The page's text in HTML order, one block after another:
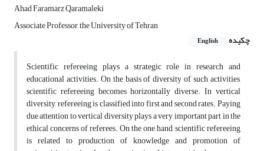
Ahad Faramarz Qaramaleki
Associate Professor, the University of Tehran
چکیده
English
Scientific refereeing plays a strategic role in research and
educational activities. On the basis of diversity of such activities,
scientific refereeing becomes horizontally diverse. In vertical
diversity, refereeing is classified into first and second rates. Paying
due attention to vertical diversity plays a very important part in the
ethical concerns of referees. On the one hand, scientific refereeing
is related to production of knowledge and promotion of